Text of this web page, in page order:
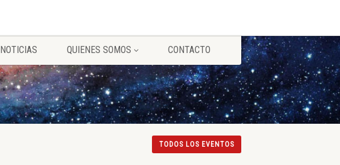
NOTICIAS QUIENES SOMOS CONTACTO
TODOS LOS EVENTOS